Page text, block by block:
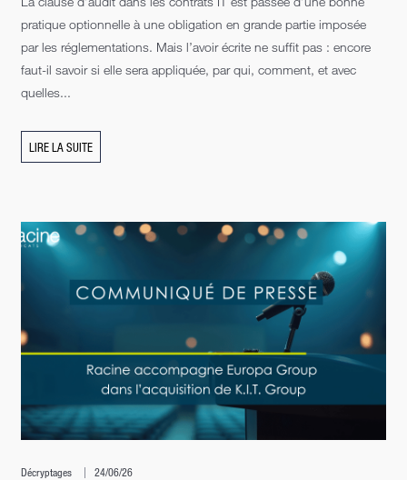
pratique optionnelle à une obligation en grande partie imposée
par les réglementations. Mais l’avoir écrite ne suffit pas : encore
faut-il savoir si elle sera appliquée, par qui, comment, et avec
quelles...
LIRE LA SUITE
Décryptages 24/06/26